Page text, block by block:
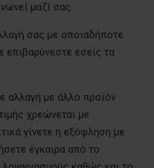
μαζί σας.
σας με οποιαδήποτε
επιβαρύνεστε εσείς τα
αλλαγή με άλλο προϊόν
χρεώνεται με
γίνετε η εξόφληση με
έγκαιρα από το